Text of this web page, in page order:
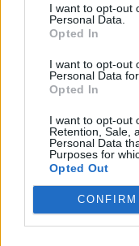
I want to opt-out
Personal Data.
Opted In
I want to opt-out
Personal Data
Opted In
I want to opt-out
Retention, Sale,
Personal Data
Purposes for
Opted Out
CONFIRM